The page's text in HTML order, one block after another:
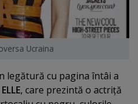
Ucraina
legătură cu pagina întâi a
ELLE, care prezintă o actriţă